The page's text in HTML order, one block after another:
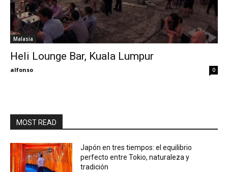
My
Malasia
Heli Lounge Bar, Kuala Lumpur
alfonso 0
MOST READ
Japón en tres tiempos: el equilibrio
perfecto entre Tokio, naturaleza y
tradición